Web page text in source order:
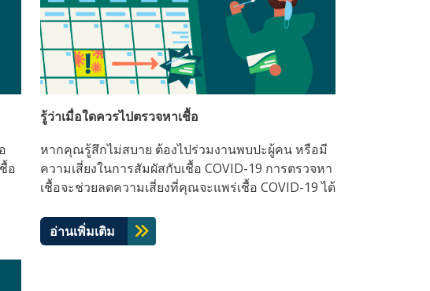
อ
รู้ว่าเมื่อใดควรไปตรวจหาเชื้อ
หากคุณรู้สึกไม่สบาย ต้องไปร่วมงานพบปะผู้คน หรือมี
ความเสี่ยงในการสัมผัสกับเชื้อ COVID-19 การตรวจหา
เชื้อจะช่วยลดความเสี่ยงที่คุณจะแพร่เชื้อ COVID-19 ได้
อ่านเพิ่มเติม